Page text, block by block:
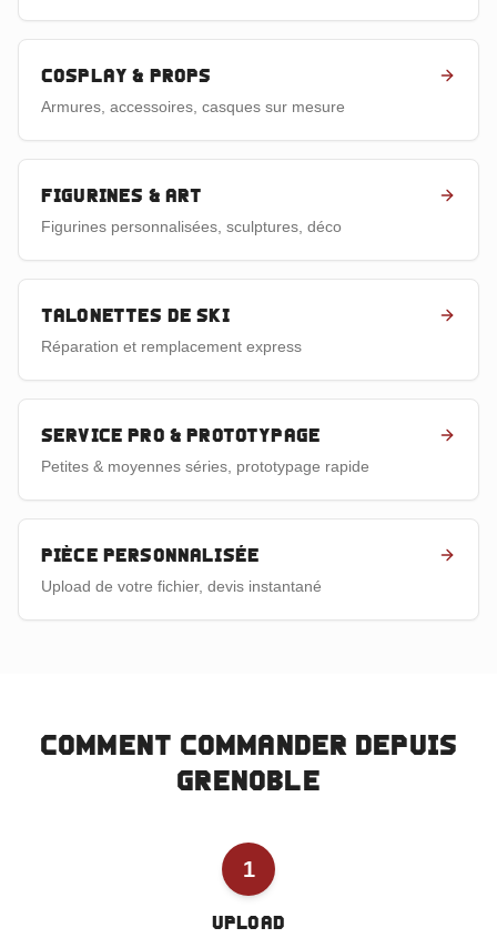
Cosplay & props
Armures, accessoires, casques sur mesure
Figurines & art
Figurines personnalisées, sculptures, déco
Talonettes de ski
Réparation et remplacement express
Service pro & prototypage
Petites & moyennes séries, prototypage rapide
Pièce personnalisée
Upload de votre fichier, devis instantané
Comment commander depuis
Grenoble
1
Upload